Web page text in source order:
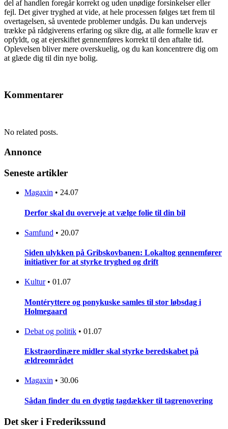
del af handlen foregår korrekt og uden unødige forsinkelser eller
fejl. Det giver tryghed at vide, at hele processen følges tæt frem til
overtagelsen, så uventede problemer undgås. Du kan undervejs
trække på rådgiverens erfaring og sikre dig, at alle formelle krav er
opfyldt, og at ejerskiftet gennemføres korrekt til den aftalte tid.
Oplevelsen bliver mere overskuelig, og du kan koncentrere dig om
at glæde dig til din nye bolig.
Kommentarer
No related posts.
Annonce
Seneste artikler
Magaxin • 24.07
Derfor skal du overveje at vælge folie til din bil
Samfund • 20.07
Siden ulykken på Gribskovbanen: Lokaltog gennemfører
initiativer for at styrke tryghed og drift
Kultur • 01.07
Montéryttere og ponykuske samles til stor løbsdag i
Holmegaard
Debat og politik • 01.07
Ekstraordinære midler skal styrke beredskabet på
ældreområdet
Magaxin • 30.06
Sådan finder du en dygtig tagdækker til tagrenovering
Det sker i Frederikssund